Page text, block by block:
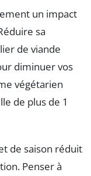
un impact
sa
de viande
diminuer vos
végétarien
de plus de 1
de saison réduit
Penser à